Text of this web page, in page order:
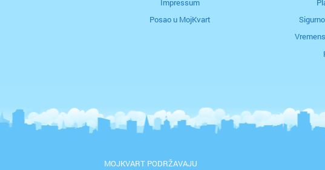
Posao u MojKvart
MOJKVART PODRŽAVAJU